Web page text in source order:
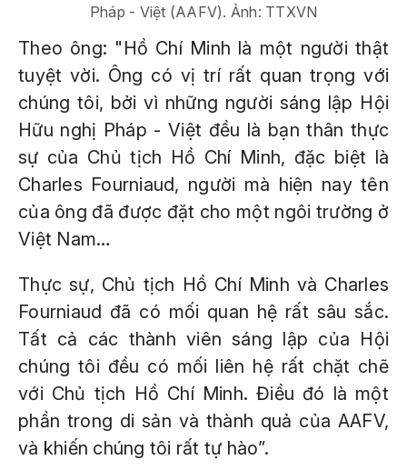
Pháp - Việt (AAFV). Ảnh: TTXVN
Theo ông: "Hồ Chí Minh là một người thật
tuyệt vời. Ông có vị trí rất quan trọng với
chúng tôi, bởi vì những người sáng lập Hội
Hữu nghị Pháp - Việt đều là bạn thân thực
sự của Chủ tịch Hồ Chí Minh, đặc biệt là
Charles Fourniaud, người mà hiện nay tên
của ông đã được đặt cho một ngôi trường ở
Việt Nam…
Thực sự, Chủ tịch Hồ Chí Minh và Charles
Fourniaud đã có mối quan hệ rất sâu sắc.
Tất cả các thành viên sáng lập của Hội
chúng tôi đều có mối liên hệ rất chặt chẽ
với Chủ tịch Hồ Chí Minh. Điều đó là một
phần trong di sản và thành quả của AAFV,
và khiến chúng tôi rất tự hào”.